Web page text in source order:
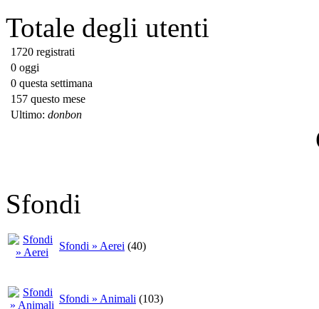
Totale degli utenti
1720 registrati
0 oggi
0 questa settimana
157 questo mese
Ultimo: donbon
Sfondi
Sfondi » Aerei (40)
Sfondi » Animali (103)